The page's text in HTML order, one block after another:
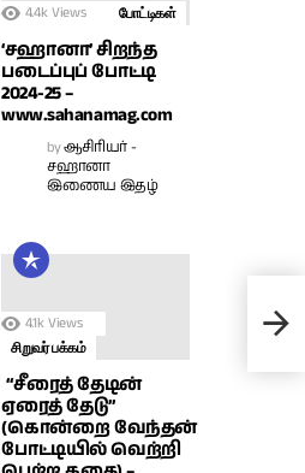
4.4k Views போட்டிகள்
‘சஹானா’ சிறந்த
படைப்புப் போட்டி
2024-25 –
www.sahanamag.com
byஆசிரியர் -
சஹானா
இணைய இதழ்
4.1k Views
சிறுவர் பக்கம்
“சீரைத் தேடின்
ஏரைத் தேடு”
(கொன்றை வேந்தன்
போட்டியில் வெற்றி